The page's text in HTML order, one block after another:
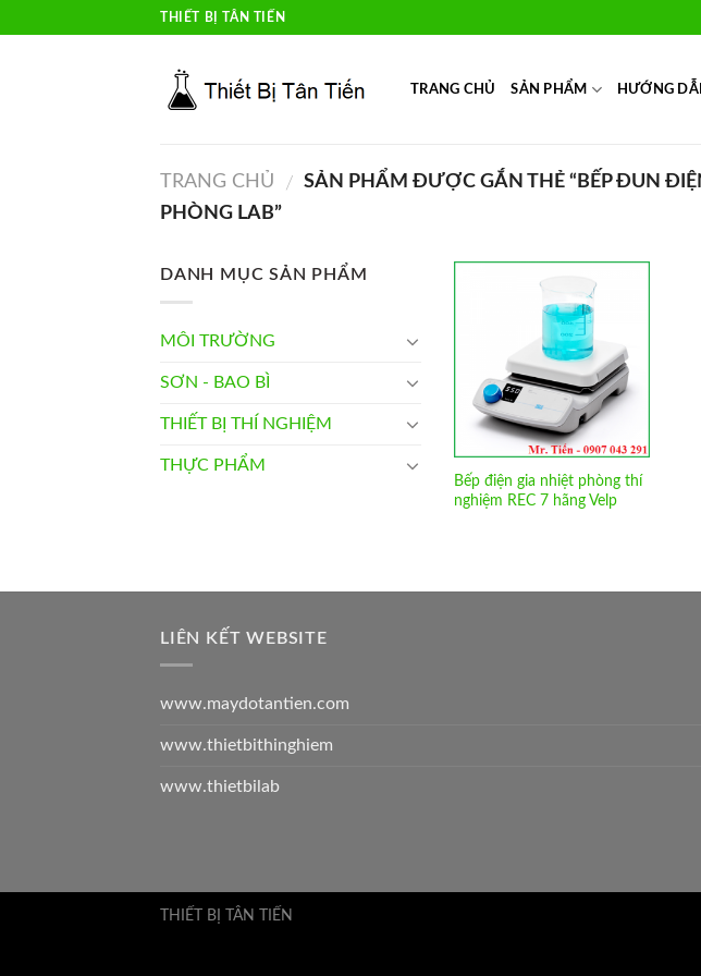
to
THIẾT BỊ TÂN TIẾN
TRANG CHỦ SẢN PHẨM HƯỚNG
TRANG CHỦ / SẢN PHẨM ĐƯỢC GẮN THẺ “BẾP ĐUN
PHÒNG LAB”
DANH MỤC SẢN PHẨM
MÔI TRƯỜNG
SƠN - BAO BÌ
THIẾT BỊ THÍ NGHIỆM
THỰC PHẨM
Add to
Wishlist
Bếp điện gia nhiệt phòng thí
nghiệm REC 7 hãng Velp
LIÊN KẾT WEBSITE
www.maydotantien.com
www.thietbithinghiem
www.thietbilab
THIẾT BỊ TÂN TIẾN